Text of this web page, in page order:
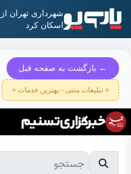
اسکان کرد
← بازگشت به صفحه قبل
⭐ تبلیغات متنی - بهترین خدمات ⭐